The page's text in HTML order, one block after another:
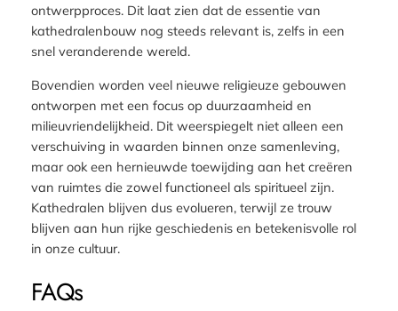
ontwerpproces. Dit laat zien dat de essentie van
kathedralenbouw nog steeds relevant is, zelfs in een
snel veranderende wereld.
Bovendien worden veel nieuwe religieuze gebouwen
ontworpen met een focus op duurzaamheid en
milieuvriendelijkheid. Dit weerspiegelt niet alleen een
verschuiving in waarden binnen onze samenleving,
maar ook een hernieuwde toewijding aan het creëren
van ruimtes die zowel functioneel als spiritueel zijn.
Kathedralen blijven dus evolueren, terwijl ze trouw
blijven aan hun rijke geschiedenis en betekenisvolle rol
in onze cultuur.
FAQs